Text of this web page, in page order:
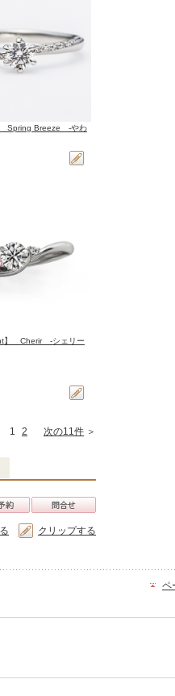
Spring Breeze ‐やわ
】 Cherir -シェリー
1 2 次の11件 ＞
クリップする
ペ